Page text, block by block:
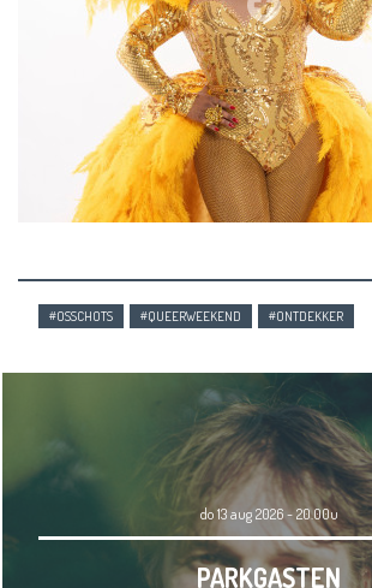
#OSSCHOTS #QUEERWEEKEND #ONTDEKKER
do 13 aug 2026 - 20.00u
PARKGASTEN